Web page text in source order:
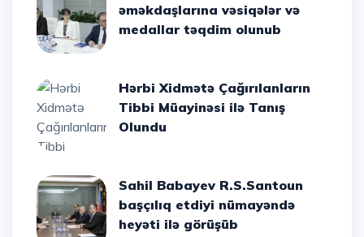
əməkdaşlarına vəsiqələr və
medallar təqdim olunub
Hərbi Xidmətə Çağırılanların
Tibbi Müayinəsi ilə Tanış
Olundu
Sahil Babayev R.S.Santoun
başçılıq etdiyi nümayəndə
heyəti ilə görüşüb